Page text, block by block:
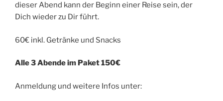
dieser Abend kann der Beginn einer Reise sein, der
Dich wieder zu Dir führt.
60€ inkl. Getränke und Snacks
Alle 3 Abende im Paket 150€
Anmeldung und weitere Infos unter: